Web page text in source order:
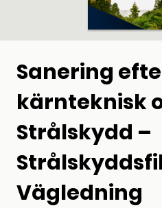
Sanering
kärnteknisk
Strålskydd –
Vägledning